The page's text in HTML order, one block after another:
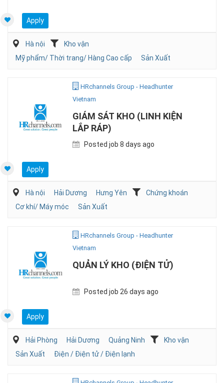
Apply
Hà nội
Kho vận
Mỹ phẩm/ Thời trang/ Hàng Cao cấp
Sản Xuất
HRchannels Group - Headhunter
Vietnam
GIÁM SÁT KHO (LINH KIỆN
LẮP RÁP)
Posted job 8 days ago
Apply
Hà nội Hải Dương Hưng Yên
Chứng khoán
Cơ khí/ Máy móc
Sản Xuất
HRchannels Group - Headhunter
Vietnam
QUẢN LÝ KHO (ĐIỆN TỬ)
Posted job 26 days ago
Apply
Hải Phòng Hải Dương Quảng Ninh
Kho vận
Sản Xuất
Điện / Điện tử / Điện lạnh